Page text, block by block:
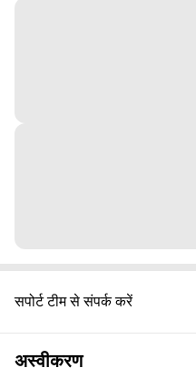
सपोर्ट टीम से संपर्क करें
अस्वीकरण